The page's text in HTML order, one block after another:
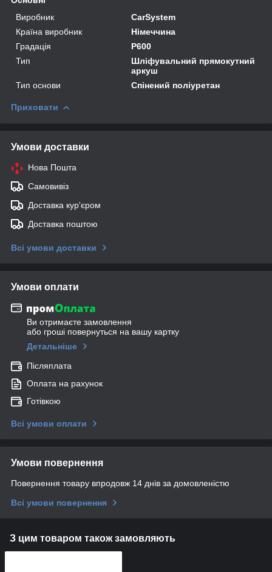
Виробник
CarSystem
Країна виробник
Німеччина
Градація
P600
Тип
Шліфувальний прямокутний
аркуш
Тип основи
Спінений поліуретан
Приховати
Умови доставки
Нова Пошта
Самовивіз
Доставка кур'єром
Доставка поштою
Всі умови доставки
Умови оплати
Ви отримаєте замовлення
або гроші повернуться на вашу картку
Детальніше
Післяплата
Оплата на рахунок
Готівкою
Всі умови оплати
Умови повернення
Повернення товару впродовж 14 днів за домовленістю
Всі умови повернення
З цим товаром також замовляють